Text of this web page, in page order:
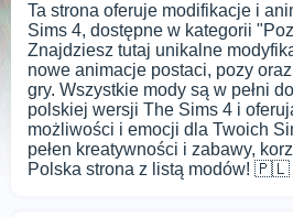
Ta strona oferuje modifikacje i
Sims 4, dostępne w kategorii
Znajdziesz tutaj unikalne
nowe animacje postaci, pozy
gry. Wszystkie mody są w pełni
polskiej wersji The Sims 4 i
możliwości i emocji dla Twoich
pełen kreatywności i zabawy,
Polska strona z listą modów! 🇵🇱